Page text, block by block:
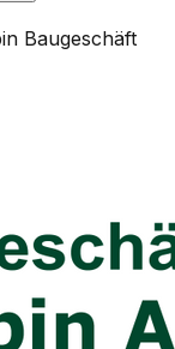
Baugeschäft